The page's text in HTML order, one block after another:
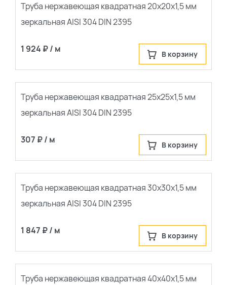
Труба нержавеющая квадратная 20х20х1,5 мм
зеркальная AISI 304 DIN 2395
1 924 ₽ / м В корзину
Труба нержавеющая квадратная 25х25х1,5 мм
зеркальная AISI 304 DIN 2395
307 ₽ / м В корзину
Труба нержавеющая квадратная 30х30х1,5 мм
зеркальная AISI 304 DIN 2395
1 847 ₽ / м В корзину
Труба нержавеющая квадратная 40х40х1,5 мм